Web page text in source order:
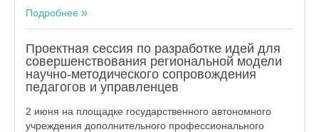
Подробнее
Проектная сессия по разработке идей для
совершенствования региональной модели
научно-методического сопровождения
педагогов и управленцев
2 июня на площадке государственного автономного
учреждения дополнительного профессионального